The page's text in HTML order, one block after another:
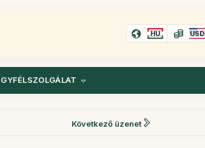
HU USD
Következő üzenet